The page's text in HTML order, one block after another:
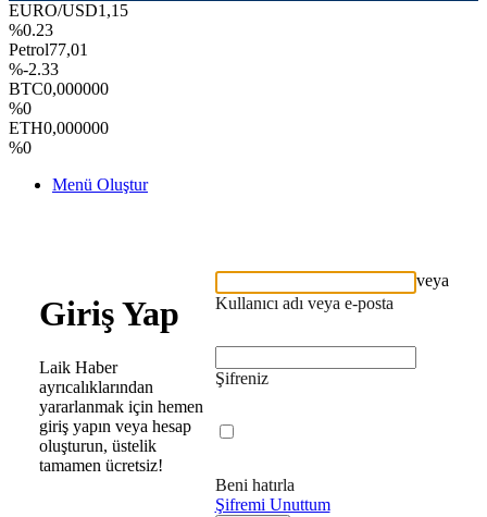
EURO/USD1,15
%0.23
Petrol77,01
%-2.33
BTC0,000000
%0
ETH0,000000
%0
Menü Oluştur
Giriş Yap
Laik Haber
ayrıcalıklarından
yararlanmak için hemen
giriş yapın veya hesap
oluşturun, üstelik
tamamen ücretsiz!
Kullanıcı adı veya e-posta
Şifreniz
Beni hatırla
Şifremi Unuttum
veya